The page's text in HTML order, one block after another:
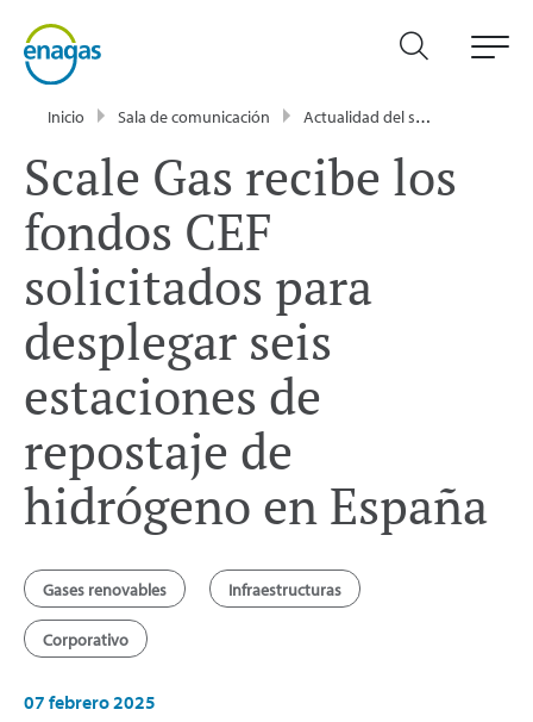
Inicio Sala de comunicación Actualidad del sector energético - Enagás
Scale Gas recibe los
fondos CEF
solicitados para
desplegar seis
estaciones de
repostaje de
hidrógeno en España
Gases renovables Infraestructuras
Corporativo
07 febrero 2025